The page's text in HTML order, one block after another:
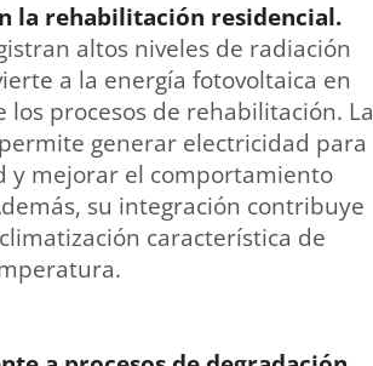
la rehabilitación residencial.
altos niveles de radiación
a la energía fotovoltaica en
procesos de rehabilitación. La
generar electricidad para
y mejorar el comportamiento
su integración contribuye
característica de